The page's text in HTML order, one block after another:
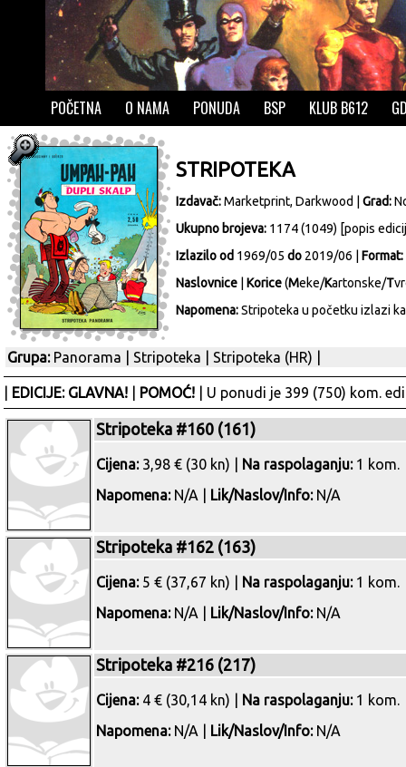
POČETNA O NAMA PONUDA BSP KLUB B612
STRIPOTEKA
Izdavač:Marketprint, Darkwood Grad:
Ukupno brojeva: 1174 (1049) [popis
Izlazilo od 1969/05 do 2019/06 | Format:
Naslovnice
Korice(Meke/Kartonske/T
Napomena:Stripoteka u početku izlazi
Grupa: Panorama Stripoteka Stripoteka (HR)
EDICIJE: GLAVNA! POMOĆ! | U ponudi je 399 (750) kom.
Stripoteka #160 (161)
Cijena:3,98 € (30 kn) | Na raspolaganju:1 kom.
Napomena:N/A | Lik/Naslov/Info:N/A
Stripoteka #162 (163)
Cijena:5 € (37,67 kn) | Na raspolaganju:1 kom.
Napomena:N/A | Lik/Naslov/Info:N/A
Stripoteka #216 (217)
Cijena:4 € (30,14 kn) | Na raspolaganju:1 kom.
Napomena:N/A | Lik/Naslov/Info:N/A